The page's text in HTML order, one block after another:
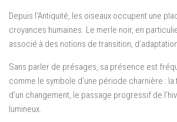
Depuis l’Antiquité, les oiseaux occupent une
croyances humaines. Le merle noir, en
associé à des notions de transition,
Sans parler de présages, sa présence est
comme le symbole d’une période charnière : la
d’un changement, le passage progressif de
lumineux.